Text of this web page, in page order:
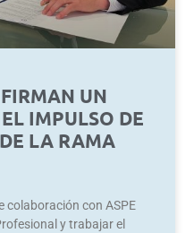
UN
IMPULSO DE
LA RAMA
colaboración con ASPE
y trabajar el